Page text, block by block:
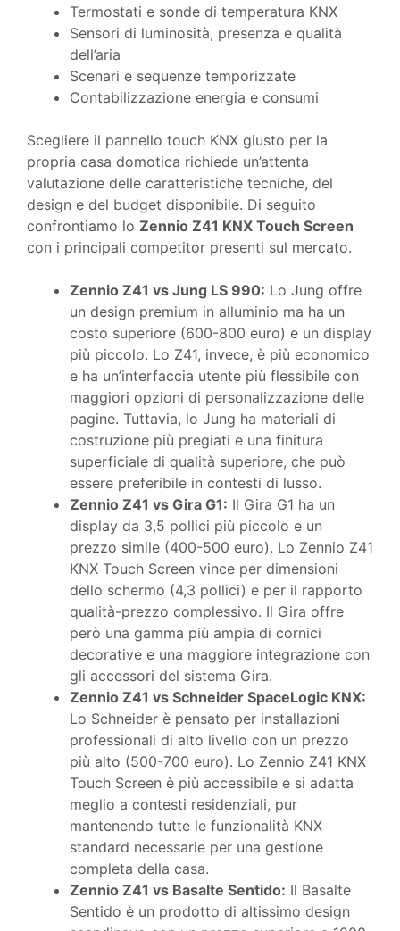
Termostati e sonde di temperatura KNX
Sensori di luminosità, presenza e qualità
dell’aria
Scenari e sequenze temporizzate
Contabilizzazione energia e consumi
Scegliere il pannello touch KNX giusto per la
propria casa domotica richiede un’attenta
valutazione delle caratteristiche tecniche, del
design e del budget disponibile. Di seguito
confrontiamo lo Zennio Z41 KNX Touch Screen
con i principali competitor presenti sul mercato.
Zennio Z41 vs Jung LS 990: Lo Jung offre
un design premium in alluminio ma ha un
costo superiore (600-800 euro) e un display
più piccolo. Lo Z41, invece, è più economico
e ha un’interfaccia utente più flessibile con
maggiori opzioni di personalizzazione delle
pagine. Tuttavia, lo Jung ha materiali di
costruzione più pregiati e una finitura
superficiale di qualità superiore, che può
essere preferibile in contesti di lusso.
Zennio Z41 vs Gira G1: Il Gira G1 ha un
display da 3,5 pollici più piccolo e un
prezzo simile (400-500 euro). Lo Zennio Z41
KNX Touch Screen vince per dimensioni
dello schermo (4,3 pollici) e per il rapporto
qualità-prezzo complessivo. Il Gira offre
però una gamma più ampia di cornici
decorative e una maggiore integrazione con
gli accessori del sistema Gira.
Zennio Z41 vs Schneider SpaceLogic KNX:
Lo Schneider è pensato per installazioni
professionali di alto livello con un prezzo
più alto (500-700 euro). Lo Zennio Z41 KNX
Touch Screen è più accessibile e si adatta
meglio a contesti residenziali, pur
mantenendo tutte le funzionalità KNX
standard necessarie per una gestione
completa della casa.
Zennio Z41 vs Basalte Sentido: Il Basalte
Sentido è un prodotto di altissimo design